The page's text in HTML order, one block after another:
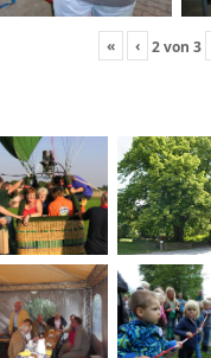
« ‹ 2von 3